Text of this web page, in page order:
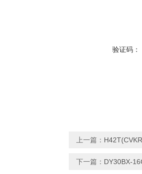
验证码：
上一篇：
下一篇： DY30BX-